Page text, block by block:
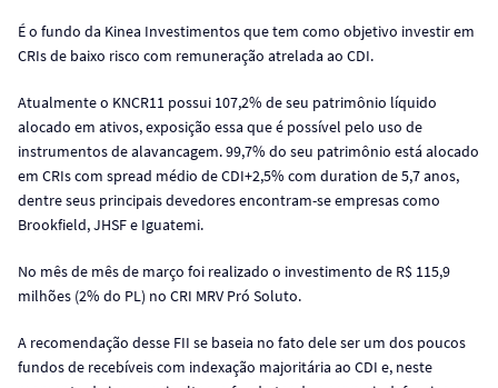
É o fundo da Kinea Investimentos que tem como objetivo investir em
CRIs de baixo risco com remuneração atrelada ao CDI.
Atualmente o KNCR11 possui 107,2% de seu patrimônio líquido
alocado em ativos, exposição essa que é possível pelo uso de
instrumentos de alavancagem. 99,7% do seu patrimônio está alocado
em CRIs com spread médio de CDI+2,5% com duration de 5,7 anos,
dentre seus principais devedores encontram-se empresas como
Brookfield, JHSF e Iguatemi.
No mês de mês de março foi realizado o investimento de R$ 115,9
milhões (2% do PL) no CRI MRV Pró Soluto.
A recomendação desse FII se baseia no fato dele ser um dos poucos
fundos de recebíveis com indexação majoritária ao CDI e, neste